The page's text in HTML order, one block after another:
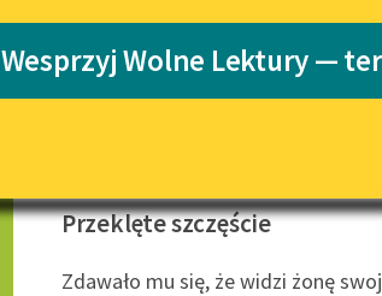
Lektury
literatury do
E-kolekcja
literatury do
Wesprzyj Wolne Lektury —
Przeklęte szczęście
Zdawało mu się, że widzi żonę